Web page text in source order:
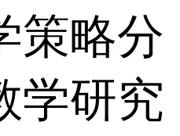
策略分
学研究